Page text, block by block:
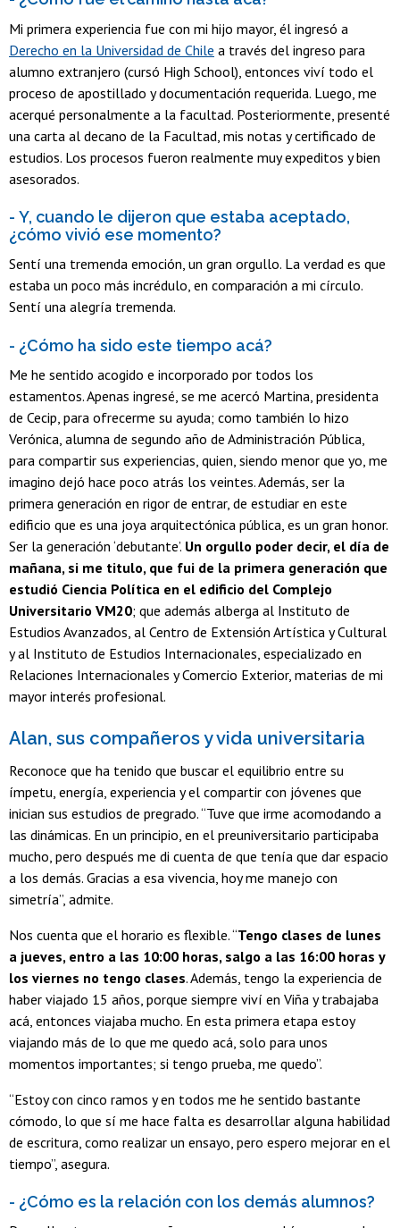
Mi primera experiencia fue con mi hijo mayor, él ingresó a
Derecho en la Universidad de Chile a través del ingreso para
alumno extranjero (cursó High School), entonces viví todo el
proceso de apostillado y documentación requerida. Luego, me
acerqué personalmente a la facultad. Posteriormente, presenté
una carta al decano de la Facultad, mis notas y certificado de
estudios. Los procesos fueron realmente muy expeditos y bien
asesorados.
- Y, cuando le dijeron que estaba aceptado,
¿cómo vivió ese momento?
Sentí una tremenda emoción, un gran orgullo. La verdad es que
estaba un poco más incrédulo, en comparación a mi círculo.
Sentí una alegría tremenda.
- ¿Cómo ha sido este tiempo acá?
Me he sentido acogido e incorporado por todos los
estamentos. Apenas ingresé, se me acercó Martina, presidenta
de Cecip, para ofrecerme su ayuda; como también lo hizo
Verónica, alumna de segundo año de Administración Pública,
para compartir sus experiencias, quien, siendo menor que yo, me
imagino dejó hace poco atrás los veintes. Además, ser la
primera generación en rigor de entrar, de estudiar en este
edificio que es una joya arquitectónica pública, es un gran honor.
Ser la generación ‘debutante’. Un orgullo poder decir, el día de
mañana, si me titulo, que fui de la primera generación que
estudió Ciencia Política en el edificio del Complejo
Universitario VM20; que además alberga al Instituto de
Estudios Avanzados, al Centro de Extensión Artística y Cultural
y al Instituto de Estudios Internacionales, especializado en
Relaciones Internacionales y Comercio Exterior, materias de mi
mayor interés profesional.
Alan, sus compañeros y vida universitaria
Reconoce que ha tenido que buscar el equilibrio entre su
ímpetu, energía, experiencia y el compartir con jóvenes que
inician sus estudios de pregrado. “Tuve que irme acomodando a
las dinámicas. En un principio, en el preuniversitario participaba
mucho, pero después me di cuenta de que tenía que dar espacio
a los demás. Gracias a esa vivencia, hoy me manejo con
simetría”, admite.
Nos cuenta que el horario es flexible. “Tengo clases de lunes
a jueves, entro a las 10:00 horas, salgo a las 16:00 horas y
los viernes no tengo clases. Además, tengo la experiencia de
haber viajado 15 años, porque siempre viví en Viña y trabajaba
acá, entonces viajaba mucho. En esta primera etapa estoy
viajando más de lo que me quedo acá, solo para unos
momentos importantes; si tengo prueba, me quedo”.
“Estoy con cinco ramos y en todos me he sentido bastante
cómodo, lo que sí me hace falta es desarrollar alguna habilidad
de escritura, como realizar un ensayo, pero espero mejorar en el
tiempo”, asegura.
- ¿Cómo es la relación con los demás alumnos?